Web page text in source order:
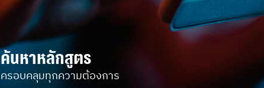
ค้นหาหลักสูตร
ครอบคลุมทุกความต้องการ